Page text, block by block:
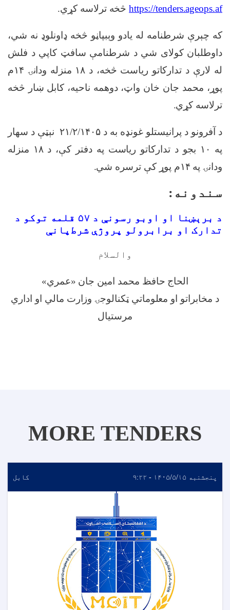
https://tenders.ageops.af څخه ترلاسه کړي.
که چېرې شرطنامه له یادو وېبپاڼو څخه ډاونلوډ نه شي،
داوطلبان کولای شي د شرطنامې سافټ کاپي د فلش
له لارې د تدارکاتو ریاست څخه، د ۱۸ منزله ودانۍ ۱۴م
پوړ، محمد جان خان واټ، دوهمه ناحیه، کابل ښار
څخه
ترلاسه کړي.
د آفرونو د پرانیستلو غونډه به د ۲۱/۲/۱۴۰۵
نېټې د سهار
په ۱۰ بجو د تدارکاتو ریاست په دفتر کې، د ۱۸ منزله
ودانۍ په ۱۴م پوړ کې ترسره شي.
سندونه:
د برېښنا او اوبو رسونې د ۵۷ قلمه توکو د
تدارک او برابرولو پروژې شرط‌پانې
والسلام
الحاج حافظ محمد امین جان «عمري»
د مخابراتو او معلوماتي ټکنالوجۍ وزارت مالي او اداري
مرستیال
MORE TENDERS
پنجشنبه ۱۴۰۵/۵/۱۵ - ۹:۲۲ کابل